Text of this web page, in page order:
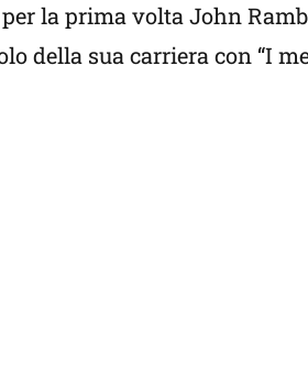
la prima volta John
della sua carriera con “I